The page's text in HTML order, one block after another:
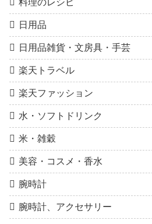
料理のレシピ
日用品
日用品雑貨・文房具・手芸
楽天トラベル
楽天ファッション
水・ソフトドリンク
米・雑穀
美容・コスメ・香水
腕時計
腕時計、アクセサリー